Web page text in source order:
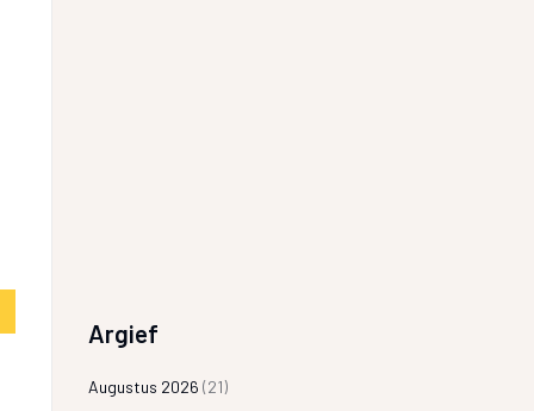
Argief
Augustus 2026 (21)